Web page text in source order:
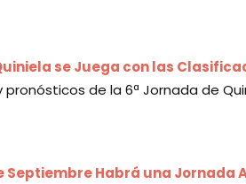
se Juega con las
pronósticos de la 6ª Jornada de
Septiembre Habrá una Jornada